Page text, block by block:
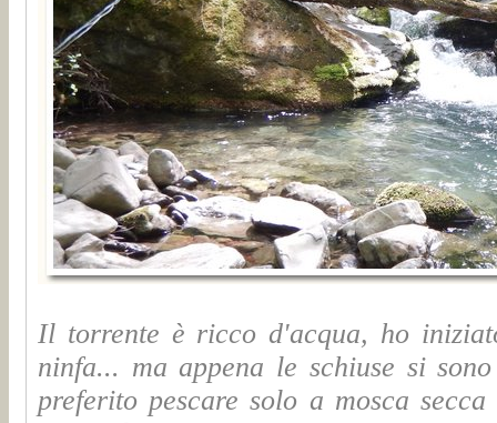
Il torrente è ricco d'acqua, ho
ninfa... ma appena le schiuse si
preferito pescare solo a mosca